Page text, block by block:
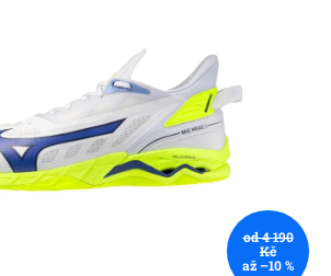
od 4 190
Kč
až –10 %